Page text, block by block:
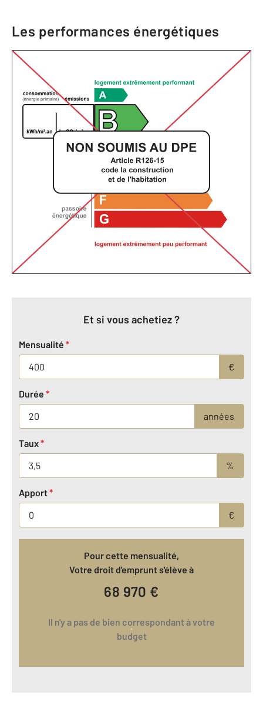
Les performances énergétiques
Et si vous achetiez ?
Mensualité *
€
Durée *
années
Taux*
%
Apport*
€
Pour cette mensualité,
Votre droit d'emprunt s'élève à
68 970 €
Il n'y a pas de bien correspondant à votre
budget